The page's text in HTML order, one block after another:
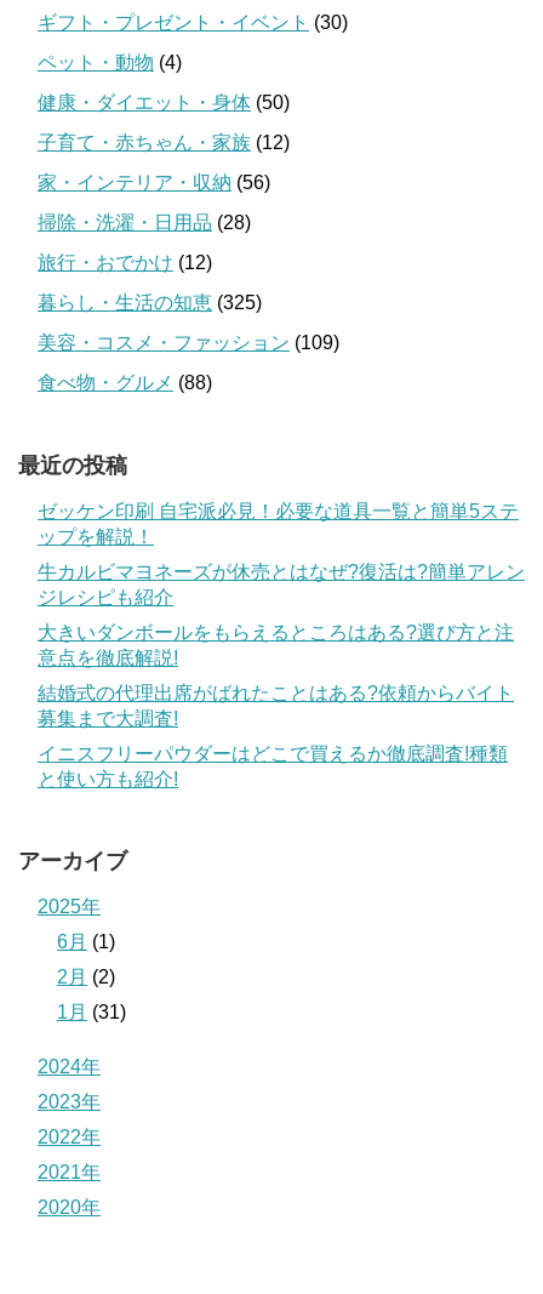
ギフト・プレゼント・イベント (30)
ペット・動物 (4)
健康・ダイエット・身体 (50)
子育て・赤ちゃん・家族 (12)
家・インテリア・収納 (56)
掃除・洗濯・日用品 (28)
旅行・おでかけ (12)
暮らし・生活の知恵 (325)
美容・コスメ・ファッション (109)
食べ物・グルメ (88)
最近の投稿
ゼッケン印刷 自宅派必見！必要な道具一覧と簡単5ステ
ップを解説！
牛カルビマヨネーズが休売とはなぜ?復活は?簡単アレン
ジレシピも紹介
大きいダンボールをもらえるところはある?選び方と注
意点を徹底解説!
結婚式の代理出席がばれたことはある?依頼からバイト
募集まで大調査!
イニスフリーパウダーはどこで買えるか徹底調査!種類
と使い方も紹介!
アーカイブ
2025年
6月 (1)
2月 (2)
1月 (31)
2024年
2023年
2022年
2021年
2020年